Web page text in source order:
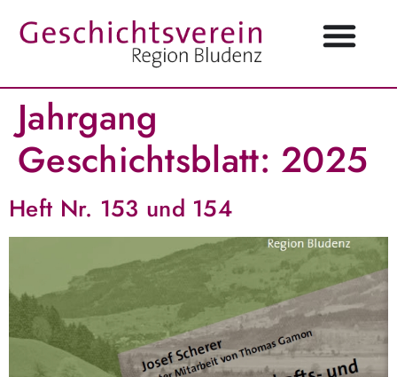
Jahrgang
Geschichtsblatt: 2025
Heft Nr. 153 und 154